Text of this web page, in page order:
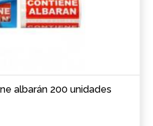
albarán 200 unidades